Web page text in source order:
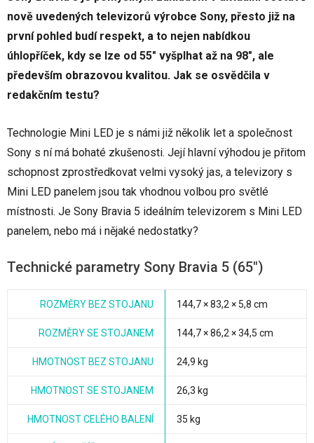
nově uvedených televizorů výrobce Sony, přesto již na
první pohled budí respekt, a to nejen nabídkou
úhlopříček, kdy se lze od 55" vyšplhat až na 98", ale
především obrazovou kvalitou. Jak se osvědčila v
redakčním testu?
Technologie Mini LED je s námi již několik let a společnost
Sony s ní má bohaté zkušenosti. Její hlavní výhodou je přitom
schopnost zprostředkovat velmi vysoký jas, a televizory s
Mini LED panelem jsou tak vhodnou volbou pro světlé
místnosti. Je Sony Bravia 5 ideálním televizorem s Mini LED
panelem, nebo má i nějaké nedostatky?
Technické parametry Sony Bravia 5 (65")
ROZMĚRY BEZ STOJANU 144,7 × 83,2 × 5,8 cm
ROZMĚRY SE STOJANEM 144,7 × 86,2 × 34,5 cm
HMOTNOST BEZ STOJANU 24,9 kg
HMOTNOST SE STOJANEM 26,3 kg
HMOTNOST CELÉHO BALENÍ 35 kg